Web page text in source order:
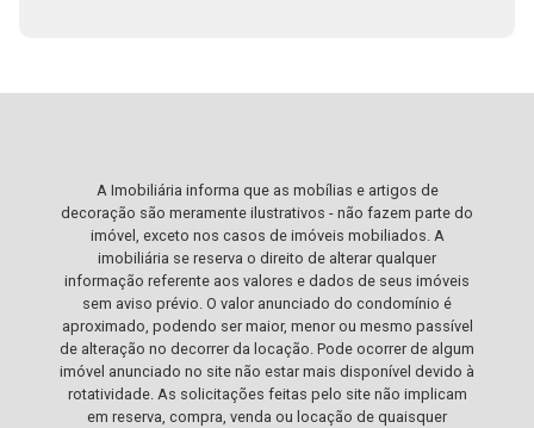
A Imobiliária informa que as mobílias e artigos de
decoração são meramente ilustrativos - não fazem parte do
imóvel, exceto nos casos de imóveis mobiliados. A
imobiliária se reserva o direito de alterar qualquer
informação referente aos valores e dados de seus imóveis
sem aviso prévio. O valor anunciado do condomínio é
aproximado, podendo ser maior, menor ou mesmo passível
de alteração no decorrer da locação. Pode ocorrer de algum
imóvel anunciado no site não estar mais disponível devido à
rotatividade. As solicitações feitas pelo site não implicam
em reserva, compra, venda ou locação de quaisquer